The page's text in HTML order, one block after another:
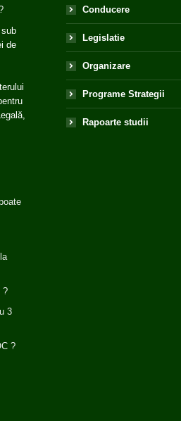
de
?
3
?
Conducere
Legislatie
Organizare
Programe Strategii
Rapoarte studii